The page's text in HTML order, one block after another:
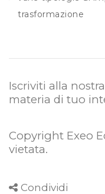
trasformazione
Iscriviti alla
materia di tuo
Copyright Exeo
vietata.
Condividi